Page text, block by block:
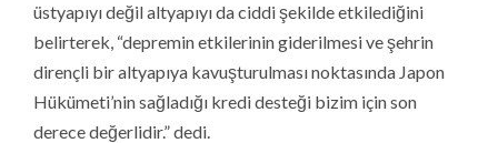
üstyapıyı değil altyapıyı da ciddi şekilde etkilediğini
belirterek, “depremin etkilerinin giderilmesi ve şehrin
dirençli bir altyapıya kavuşturulması noktasında Japon
Hükümeti’nin sağladığı kredi desteği bizim için son
derece değerlidir.” dedi.